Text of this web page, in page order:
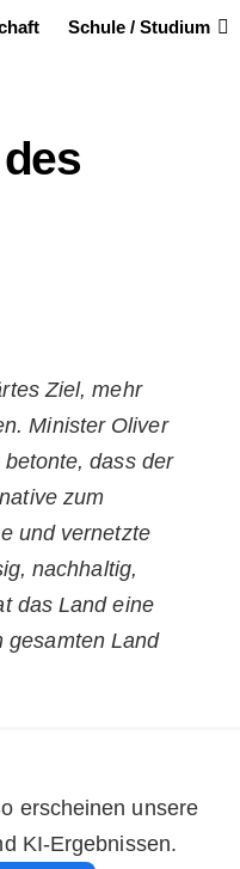
Schule / Studium
Ziel, mehr
Minister Oliver
dass der
zum
und vernetzte
nachhaltig,
das Land eine
gesamten Land
erscheinen unsere
KI-Ergebnissen.